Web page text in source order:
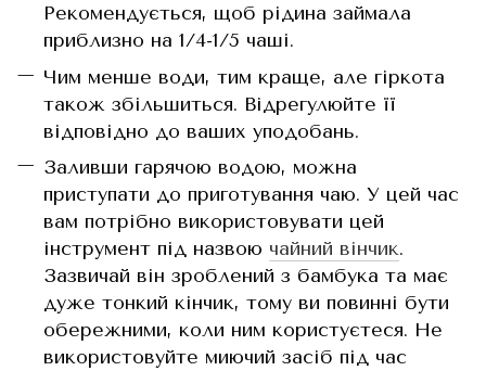
Рекомендується, щоб рідина займала
приблизно на 1/4-1/5 чаші.
Чим менше води, тим краще, але гіркота
також збільшиться. Відрегулюйте її
відповідно до ваших уподобань.
Заливши гарячою водою, можна
приступати до приготування чаю. У цей час
вам потрібно використовувати цей
інструмент під назвою чайний вінчик.
Зазвичай він зроблений з бамбука та має
дуже тонкий кінчик, тому ви повинні бути
обережними, коли ним користуєтеся. Не
використовуйте миючий засіб під час